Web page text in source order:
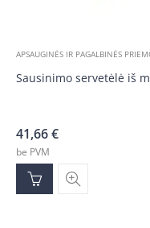
Sausinimo servetėlė iš
41,66€
be PVM